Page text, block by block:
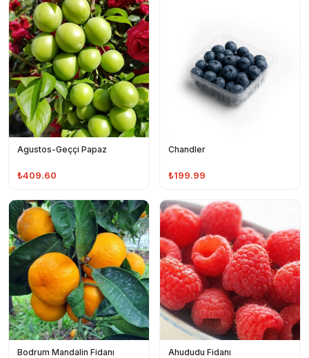
Agustos-Geççi Papaz
₺409.60
Chandler
₺199.99
Bodrum Mandalin Fidanı Ahududu Fidanı